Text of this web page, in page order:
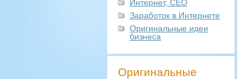
Интернет, СЕО
Заработок в Интернете
Оригинальные идеи
бизнеса
Оригинальные